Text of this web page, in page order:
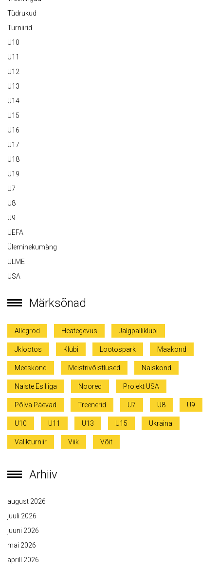
Tüdrukud
Turniirid
U10
U11
U12
U13
U14
U15
U16
U17
U18
U19
U7
U8
U9
UEFA
Üleminekumäng
ULME
USA
Märksõnad
Allegrod Heategevus Jalgpalliklubi
Jklootos Klubi Lootospark Maakond
Meeskond Meistrivõistlused Naiskond
Naiste Esiliiga Noored Projekt USA
Põlva Päevad Treenerid U7 U8 U9
U10 U11 U13 U15 Ukraina
Valikturniir Viik Võit
Arhiiv
august 2026
juuli 2026
juuni 2026
mai 2026
aprill 2026